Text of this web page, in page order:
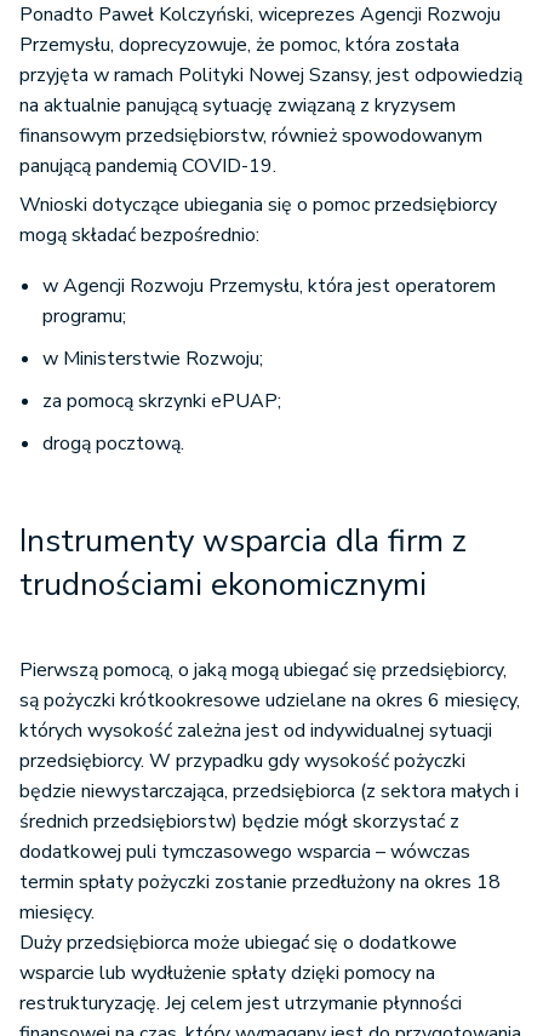
Ponadto Paweł Kolczyński, wiceprezes Agencji Rozwoju
Przemysłu, doprecyzowuje, że pomoc, która została
przyjęta w ramach Polityki Nowej Szansy, jest odpowiedzią
na aktualnie panującą sytuację związaną z kryzysem
finansowym przedsiębiorstw, również spowodowanym
panującą pandemią COVID-19.
Wnioski dotyczące ubiegania się o pomoc przedsiębiorcy
mogą składać bezpośrednio:
w Agencji Rozwoju Przemysłu, która jest operatorem
programu;
w Ministerstwie Rozwoju;
za pomocą skrzynki ePUAP;
drogą pocztową.
Instrumenty wsparcia dla firm z
trudnościami ekonomicznymi
Pierwszą pomocą, o jaką mogą ubiegać się przedsiębiorcy,
są pożyczki krótkookresowe udzielane na okres 6 miesięcy,
których wysokość zależna jest od indywidualnej sytuacji
przedsiębiorcy. W przypadku gdy wysokość pożyczki
będzie niewystarczająca, przedsiębiorca (z sektora małych i
średnich przedsiębiorstw) będzie mógł skorzystać z
dodatkowej puli tymczasowego wsparcia – wówczas
termin spłaty pożyczki zostanie przedłużony na okres 18
miesięcy.
Duży przedsiębiorca może ubiegać się o dodatkowe
wsparcie lub wydłużenie spłaty dzięki pomocy na
restrukturyzację. Jej celem jest utrzymanie płynności